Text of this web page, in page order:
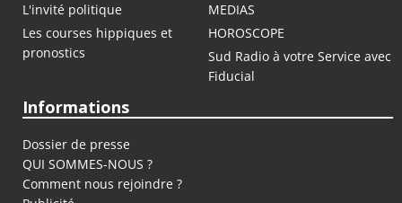
L'invité politique
MEDIAS
Les courses hippiques et
pronostics
HOROSCOPE
Sud Radio à votre Service avec
Fiducial
Informations
Dossier de presse
QUI SOMMES-NOUS ?
Comment nous rejoindre ?